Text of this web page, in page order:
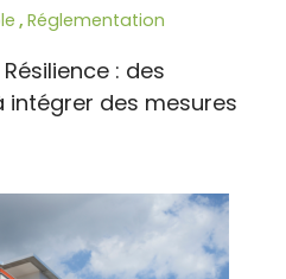
, Réglementation
: des
des mesures